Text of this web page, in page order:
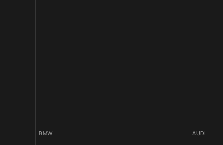
BMW AUDI